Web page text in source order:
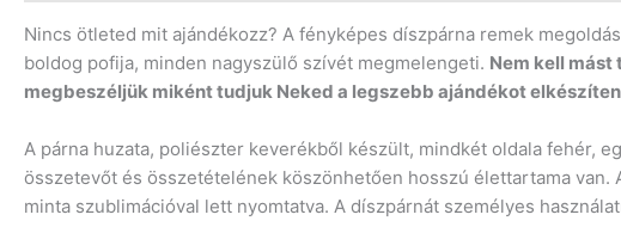
Nincs ötleted mit ajándékozz? A fényképes díszpárna remek
boldog pofija, minden nagyszülő szívét megmelengeti. Nem kell
megbeszéljük miként tudjuk Neked a legszebb ajándékot
A párna huzata, poliészter keverékből készült, mindkét oldala fehér,
összetevőt és összetételének köszönhetően hosszú élettartama
minta szublimációval lett nyomtatva. A díszpárnát személyes